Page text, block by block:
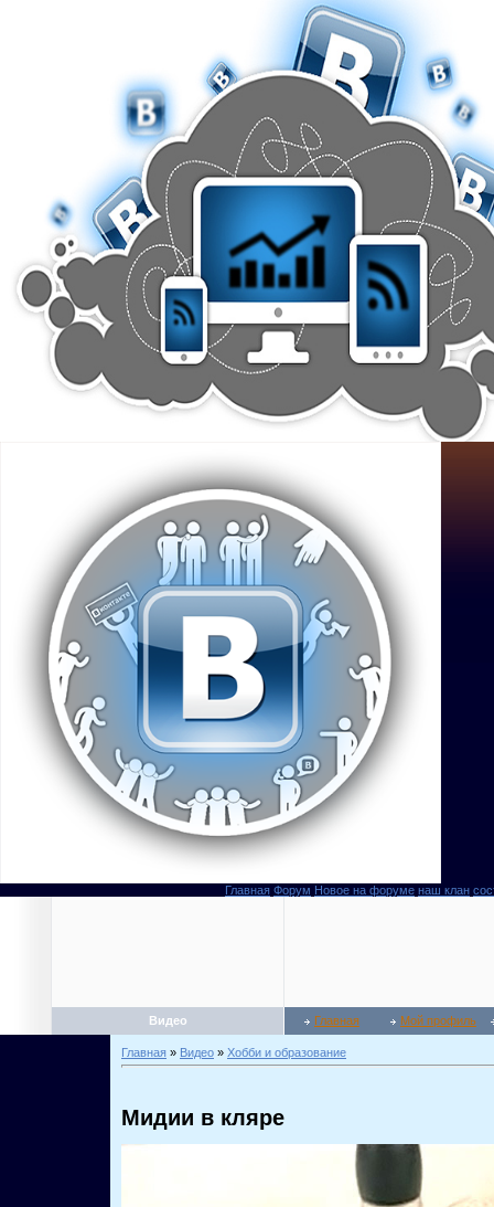
Главная Форум Новое на форуме наш клан
Видео Главная Мой профиль
Главная » Видео » Хобби и образование
Мидии в кляре